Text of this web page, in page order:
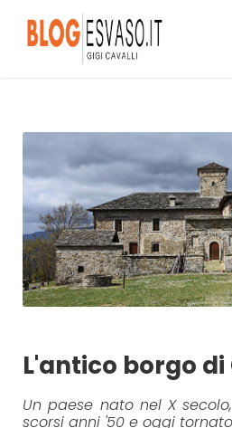
L'antico borgo
Un paese nato nel X
scorsi anni '50 e oggi